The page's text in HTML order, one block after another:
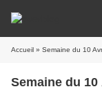
Accueil » Semaine du 10
Semaine du